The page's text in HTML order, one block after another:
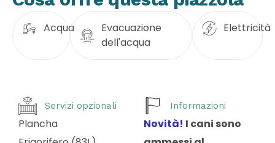
Acqua
Evacuazione
dell'acqua
Elettricità
Servizi opzionali
Plancha
Informazioni
Novità! I cani sono